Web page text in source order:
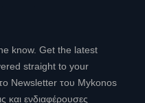
know. Get the latest
straight to your
Newsletter του Mykonos
και ενδιαφέρουσες